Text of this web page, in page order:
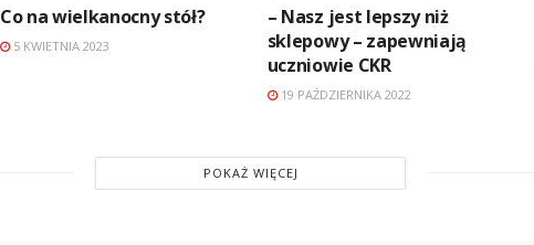
Co na wielkanocny stół?
5 KWIETNIA 2023
– Nasz jest lepszy niż
sklepowy – zapewniają
uczniowie CKR
19 PAŹDZIERNIKA 2022
POKAŻ WIĘCEJ